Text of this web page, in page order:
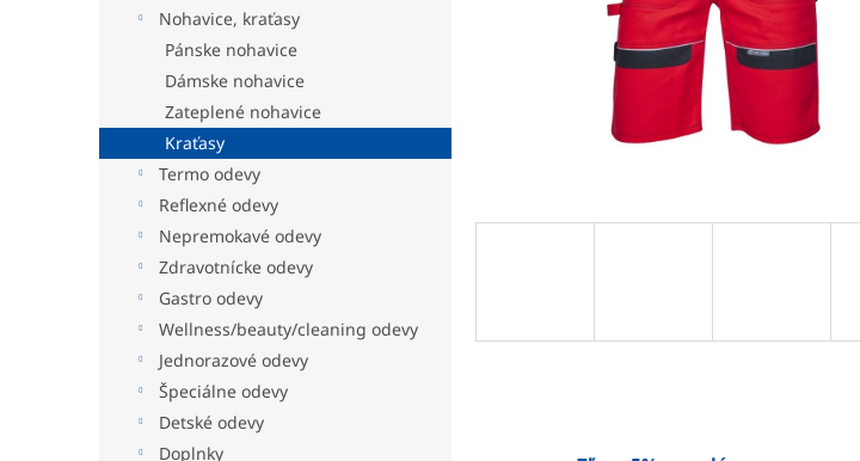
Nohavice, kraťasy
Pánske nohavice
Dámske nohavice
Zateplené nohavice
Kraťasy
Termo odevy
Reflexné odevy
Nepremokavé odevy
Zdravotnícke odevy
Gastro odevy
Wellness/beauty/cleaning odevy
Jednorazové odevy
Špeciálne odevy
Detské odevy
Doplnky